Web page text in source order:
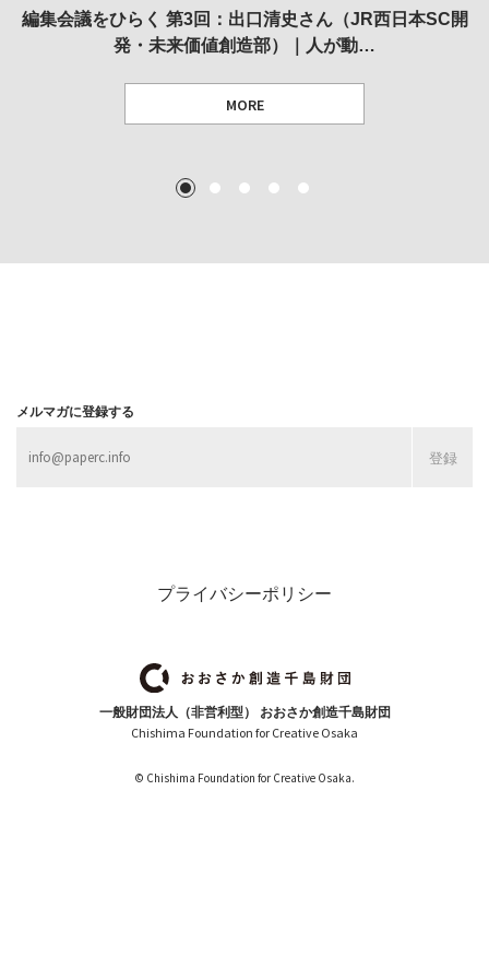
編集会議をひらく 第3回：出口清史さん（JR西日本SC開
発・未来価値創造部）｜人が動…
MORE
REVIEW｜果たして美術家・梅津庸一は、「大阪のゆかり
作家」となることができたのか…
REPORT｜博覧会の残像
MORE
REVIEW｜菊池聡太朗 個展「余りの風景」
MORE
REVIEW｜生の存在証明としての線——「ライフライン」
展
1 2 3 4 5
メルマガに登録する
プライバシーポリシー
一般財団法人（非営利型） おおさか創造千島財団
Chishima Foundation for Creative Osaka
© Chishima Foundation for Creative Osaka.